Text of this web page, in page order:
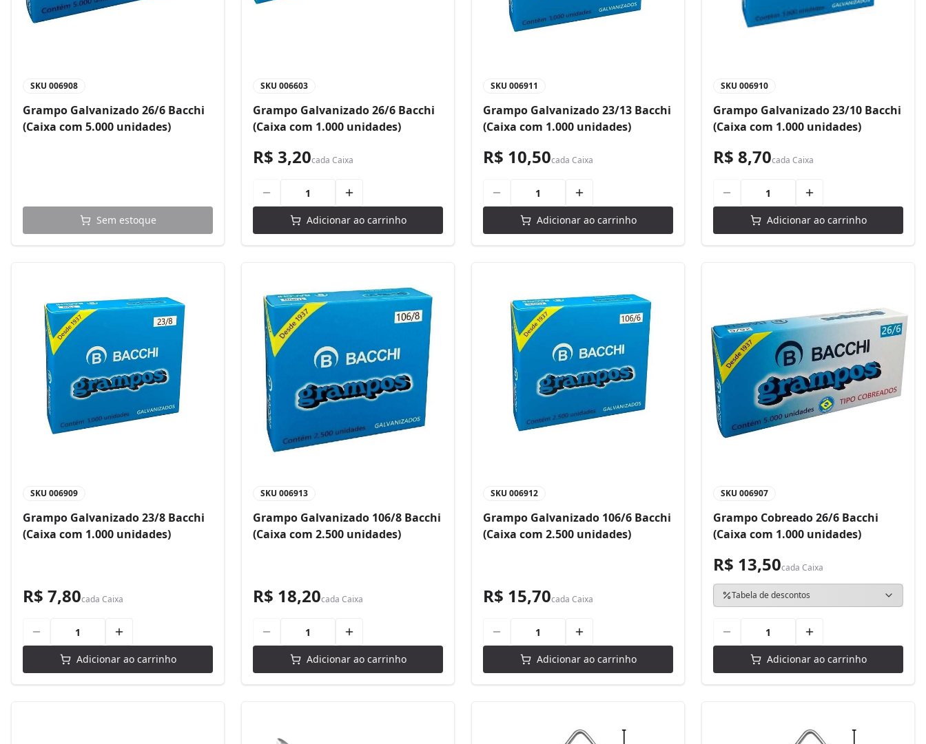
SKU 006908
Grampo Galvanizado 26/6 Bacchi
(Caixa com 5.000 unidades)
Sem estoque
SKU 006603
Grampo Galvanizado 26/6 Bacchi
(Caixa com 1.000 unidades)
R$ 3,20cada Caixa
Adicionar ao carrinho
SKU 006911
Grampo Galvanizado 23/13 Bacchi
(Caixa com 1.000 unidades)
R$ 10,50cada Caixa
Adicionar ao carrinho
SKU 006910
Grampo Galvanizado 23/10 Bacchi
(Caixa com 1.000 unidades)
R$ 8,70cada Caixa
Adicionar ao carrinho
SKU 006909
Grampo Galvanizado 23/8 Bacchi
(Caixa com 1.000 unidades)
R$ 7,80cada Caixa
Adicionar ao carrinho
SKU 006913
Grampo Galvanizado 106/8 Bacchi
(Caixa com 2.500 unidades)
R$ 18,20cada Caixa
Adicionar ao carrinho
SKU 006912
Grampo Galvanizado 106/6 Bacchi
(Caixa com 2.500 unidades)
R$ 15,70cada Caixa
Adicionar ao carrinho
SKU 006907
Grampo Cobreado 26/6 Bacchi
(Caixa com 1.000 unidades)
R$ 13,50cada Caixa
Tabela de descontos
Adicionar ao carrinho